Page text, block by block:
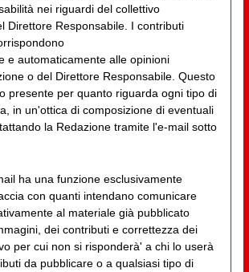
nei riguardi del collettivo
Direttore Responsabile. I contributi
e automaticamente alle opinioni
o del Direttore Responsabile. Questo
presente per quanto riguarda ogni tipo di
in un'ottica di composizione di eventuali
la Redazione tramite l'e-mail sotto
ha una funzione esclusivamente
con quanti intendano comunicare
al materiale già pubblicato
dei contributi e correttezza dei
per cui non si risponderà' a chi lo userà
da pubblicare o a qualsiasi tipo di